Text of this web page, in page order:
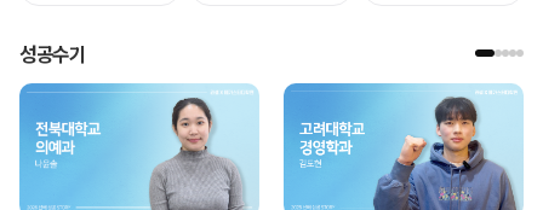
성공수기